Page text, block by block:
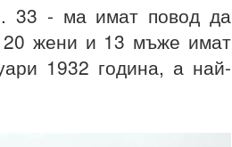
33 - ма имат повод да
жени и 13 мъже имат
1932 година, а най-